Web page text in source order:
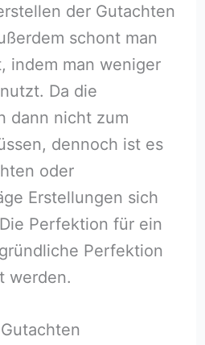
der Gutachten
schont man
indem man weniger
Da die
dann nicht zum
dennoch ist es
oder
Erstellungen sich
Perfektion für ein
Perfektion
werden.